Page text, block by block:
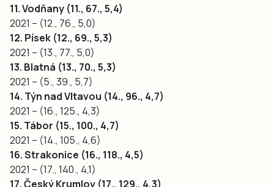
11. Vodňany (11., 67., 5,4)
2021 – (12., 76., 5,0)
12. Písek (12., 69., 5,3)
2021 – (13., 77., 5,0)
13. Blatná (13., 70., 5,3)
2021 – (5., 39., 5,7)
14. Týn nad Vltavou (14., 96., 4,7)
2021 – (16., 125., 4,3)
15. Tábor (15., 100., 4,7)
2021 – (14., 105., 4,6)
16. Strakonice (16., 118., 4,5)
2021 – (17., 140., 4,1)
17. Český Krumlov (17., 129., 4,3)